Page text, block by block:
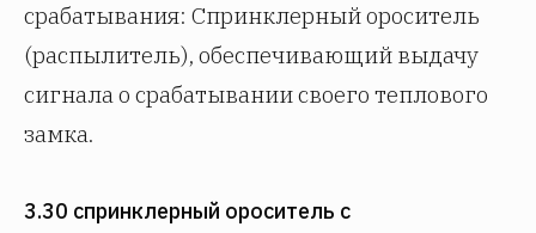
срабатывания: Спринклерный ороситель
(распылитель), обеспечивающий выдачу
сигнала о срабатывании своего теплового
замка.
3.30 спринклерный ороситель с